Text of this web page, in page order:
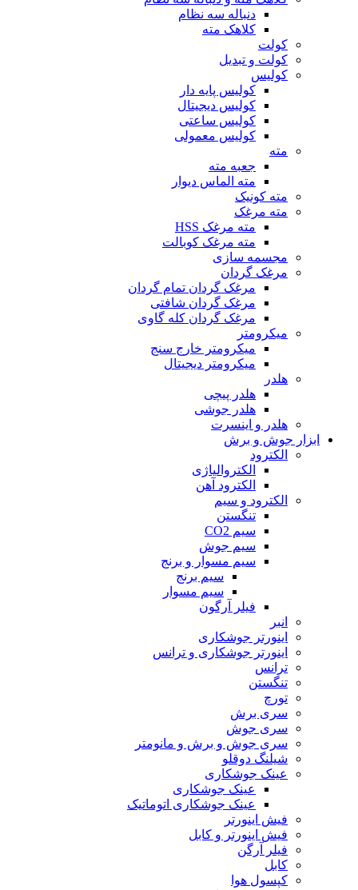
دنباله سه نظام
کلاهک مته
کولت
کولت و تبدیل
کولیس
کولیس پایه دار
کولیس دیجیتال
کولیس ساعتی
کولیس معمولی
مته
جعبه مته
مته الماس دیوار
مته کونیک
مته مرغک
مته مرغک HSS
مته مرغک کوبالت
مجسمه سازی
مرغک گردان
مرغک گردان تمام گردان
مرغک گردان شافتی
مرغک گردان کله گاوی
میکرومتر
میکرومتر خارج سنج
میکرومتر دیجیتال
هلدر
هلدر پیچی
هلدر جوشی
هلدر و اینسرت
ابزار جوش و برش
الکترود
الکتروالیاژی
الکترود آهن
الکترود و سیم
تنگستن
سیم CO2
سیم جوش
سیم مسوار و برنج
سیم برنج
سیم مسوار
فیلر آرگون
انبر
اینورتر جوشکاری
اینورتر جوشکاری و ترانس
ترانس
تنگستن
تورچ
سری برش
سری جوش
سری جوش و برش و مانومتر
شیلنگ دوقلو
عینک جوشکاری
عینک جوشکاری
عینک جوشکاری اتوماتیک
فیش اینورتر
فیش اینورتر و کابل
فیلر آرگن
کابل
کپسول هوا